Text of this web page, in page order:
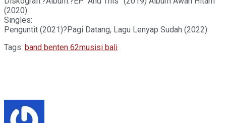
(2020)
Singles:
Penguntit (2021)?Pagi Datang, Lagu Lenyap Sudah (2022)
Tags: band benten 62musisi bali